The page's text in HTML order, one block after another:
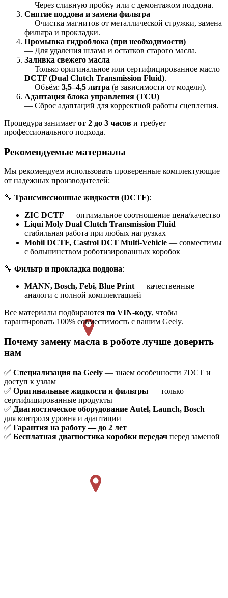
— Через сливную пробку или с демонтажом поддона.
Снятие поддона и замена фильтра
— Очистка магнитов от металлической стружки, замена
фильтра и прокладки.
Промывка гидроблока (при необходимости)
— Для удаления шлама и остатков старого масла.
Заливка свежего масла
— Только оригинальное или сертифицированное масло
DCTF (Dual Clutch Transmission Fluid).
— Объём: 3,5–4,5 литра (в зависимости от модели).
Адаптация блока управления (TCU)
— Сброс адаптаций для корректной работы сцепления.
Процедура занимает от 2 до 3 часов и требует
профессионального подхода.
Рекомендуемые материалы
Мы рекомендуем использовать проверенные комплектующие
от надежных производителей:
🔧 Трансмиссионные жидкости (DCTF):
ZIC DCTF — оптимальное соотношение цена/качество
Liqui Moly Dual Clutch Transmission Fluid —
стабильная работа при любых нагрузках
Mobil DCTF, Castrol DCT Multi-Vehicle — совместимы
с большинством роботизированных коробок
🔧 Фильтр и прокладка поддона:
MANN, Bosch, Febi, Blue Print — качественные
аналоги с полной комплектацией
Все материалы подбираются по VIN-коду, чтобы
гарантировать 100% совместимость с вашим Geely.
Почему замену масла в роботе лучше доверить
нам
✅ Специализация на Geely — знаем особенности 7DCT и
доступ к узлам
✅ Оригинальные жидкости и фильтры — только
сертифицированные продукты
✅ Диагностическое оборудование Autel, Launch, Bosch —
для контроля уровня и адаптации
✅ Гарантия на работу — до 2 лет
✅ Бесплатная диагностика коробки передач перед заменой